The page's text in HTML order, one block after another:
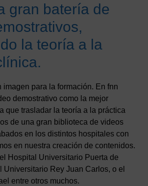
gran batería de
la teoría a la
imagen para la formación. En fnn
demostrativo como la mejor
que trasladar la teoría a la práctica
de una gran biblioteca de videos
en los distintos hospitales con
en nuestra creación de contenidos.
Hospital Universitario Puerta de
Universitario Rey Juan Carlos, o el
entre otros muchos.